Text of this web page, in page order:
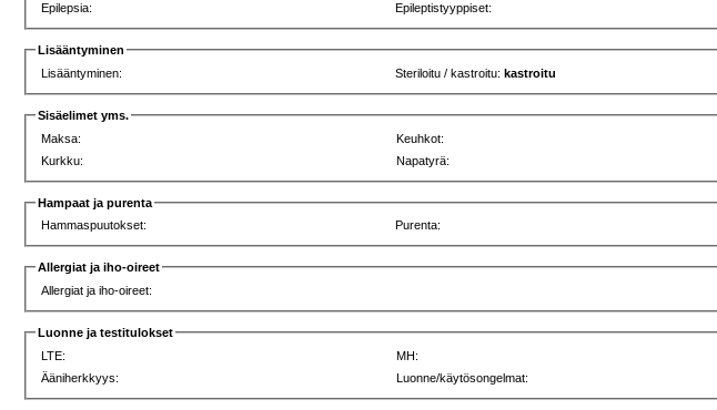
Epilepsia:
Epileptistyyppiset:
Lisääntyminen
Lisääntyminen:
Steriloitu / kastroitu:kastroitu
Sisäelimet yms.
Maksa:
Keuhkot:
Kurkku:
Napatyrä:
Hampaat ja purenta
Hammaspuutokset:
Purenta:
Allergiat ja iho-oireet
Allergiat ja iho-oireet:
Luonne ja testitulokset
LTE:
MH:
Ääniherkkyys:
Luonne/käytösongelmat: